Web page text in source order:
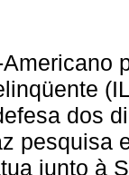
dos
pesquisa
junto à